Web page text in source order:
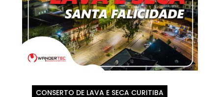
CONSERTO DE LAVA E SECA CURITIBA